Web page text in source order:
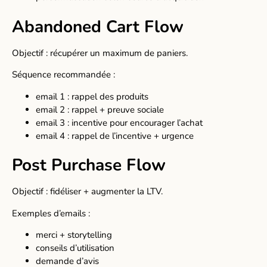
Abandoned Cart Flow
Objectif : récupérer un maximum de paniers.
Séquence recommandée :
email 1 : rappel des produits
email 2 : rappel + preuve sociale
email 3 : incentive pour encourager l’achat
email 4 : rappel de l’incentive + urgence
Post Purchase Flow
Objectif : fidéliser + augmenter la LTV.
Exemples d’emails :
merci + storytelling
conseils d’utilisation
demande d’avis